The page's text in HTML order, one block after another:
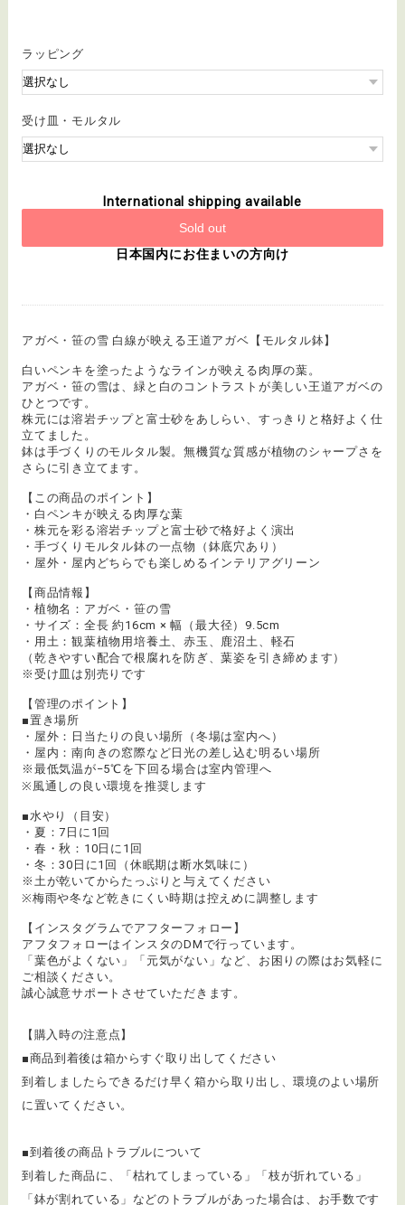
ラッピング
受け皿・モルタル
International shipping available
Sold out
日本国内にお住まいの方向け
アガベ・笹の雪 白線が映える王道アガベ【モルタル鉢】
白いペンキを塗ったようなラインが映える肉厚の葉。
アガベ・笹の雪は、緑と白のコントラストが美しい王道アガベの
ひとつです。
株元には溶岩チップと富士砂をあしらい、すっきりと格好よく仕
立てました。
鉢は手づくりのモルタル製。無機質な質感が植物のシャープさを
さらに引き立てます。
【この商品のポイント】
・白ペンキが映える肉厚な葉
・株元を彩る溶岩チップと富士砂で格好よく演出
・手づくりモルタル鉢の一点物（鉢底穴あり）
・屋外・屋内どちらでも楽しめるインテリアグリーン
【商品情報】
・植物名：アガベ・笹の雪
・サイズ：全長 約16cm × 幅（最大径）9.5cm
・用土：観葉植物用培養土、赤玉、鹿沼土、軽石
（乾きやすい配合で根腐れを防ぎ、葉姿を引き締めます）
※受け皿は別売りです
【管理のポイント】
■置き場所
・屋外：日当たりの良い場所（冬場は室内へ）
・屋内：南向きの窓際など日光の差し込む明るい場所
※最低気温が−5℃を下回る場合は室内管理へ
※風通しの良い環境を推奨します
■水やり（目安）
・夏：7日に1回
・春・秋：10日に1回
・冬：30日に1回（休眠期は断水気味に）
※土が乾いてからたっぷりと与えてください
※梅雨や冬など乾きにくい時期は控えめに調整します
【インスタグラムでアフターフォロー】
アフタフォローはインスタのDMで行っています。
「葉色がよくない」「元気がない」など、お困りの際はお気軽に
ご相談ください。
誠心誠意サポートさせていただきます。
【購入時の注意点】
■商品到着後は箱からすぐ取り出してください
到着しましたらできるだけ早く箱から取り出し、環境のよい場所
に置いてください。
■到着後の商品トラブルについて
​到着した商品に、「枯れてしまっている」「枝が折れている」
「鉢が割れている」などのトラブルがあった場合は、お手数です